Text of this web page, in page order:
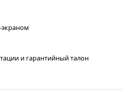
и гарантийный талон